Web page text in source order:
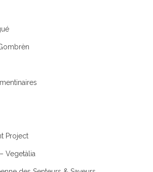
Project
Vegetàlia